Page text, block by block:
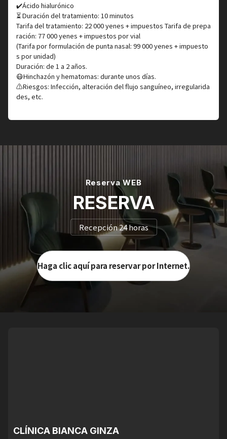
✔️Ácido hialurónico
⏳ Duración del tratamiento: 10 minutos
Tarifa del tratamiento: 22 000 yenes + impuestos Tarifa de prepa
ración: 77 000 yenes + impuestos por vial
(Tarifa por formulación de punta nasal: 99 000 yenes + impuesto
s por unidad)
Duración: de 1 a 2 años.
😷Hinchazón y hematomas: durante unos días.
⚠️Riesgos: Infección, alteración del flujo sanguíneo, irregularida
des, etc.
Reserva WEB
RESERVA
Recepción 24 horas
Haga clic aquí para reservar por Internet.
CLÍNICA BIANCA GINZA